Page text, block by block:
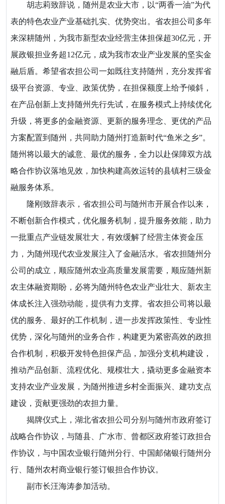
胡志莉致辞说，随州是农业大市，以“两香一油”为代
表的特色农业产业基础扎实、优势突出。省农担公司多年
来深耕随州，为我市新型农业经营主体担保超30亿元，开
展政银担业务超12亿元，成为我市农业产业发展的坚实金
融后盾。希望省农担公司一如既往支持随州，充分发挥省
级平台资源、专业、政策优势，在担保额度上给予倾斜，
在产品创新上支持随州先行先试，在服务模式上持续优化
升级，将更多的金融资源、更新的服务理念、更优的产品
方案配置到随州，共同助力随州打造新时代“鱼米之乡”。
随州将以最大的诚意、最优的服务，全力以赴保障双方战
略合作协议落地见效，加快构建高效运转的县镇村三级金
融服务体系。
隆刚致辞表示，省农担公司与随州市开展合作以来，
不断创新合作模式，优化服务机制，提升服务效能，助力
一批重点产业链发展壮大，有效缓解了经营主体资金压
力，为随州现代农业发展注入了金融活水。省农担随州分
公司的成立，顺应随州农业高质量发展需要，顺应随州新
农主体融资期盼，必将为随州特色农业产业壮大、新农主
体成长注入强劲动能，提供有力支撑。省农担公司将以最
优的服务、最好的工作机制，进一步发挥政策性、专业性
优势，深化与随州的业务合作，构建更为紧密高效的政担
合作机制，积极开发特色担保产品，加强分支机构建设，
推动产品创新、流程优化、规模壮大，撬动更多金融资本
支持农业产业发展，为随州推进乡村全面振兴、建功支点
建设，贡献更强劲的农担力量。
揭牌仪式上，湖北省农担公司分别与随州市政府签订
战略合作协议，与随县、广水市、曾都区政府签订政担合
作协议，与中国农业银行随州分行、中国邮储银行随州分
行、随州农村商业银行签订银担合作协议。
副市长汪海涛参加活动。